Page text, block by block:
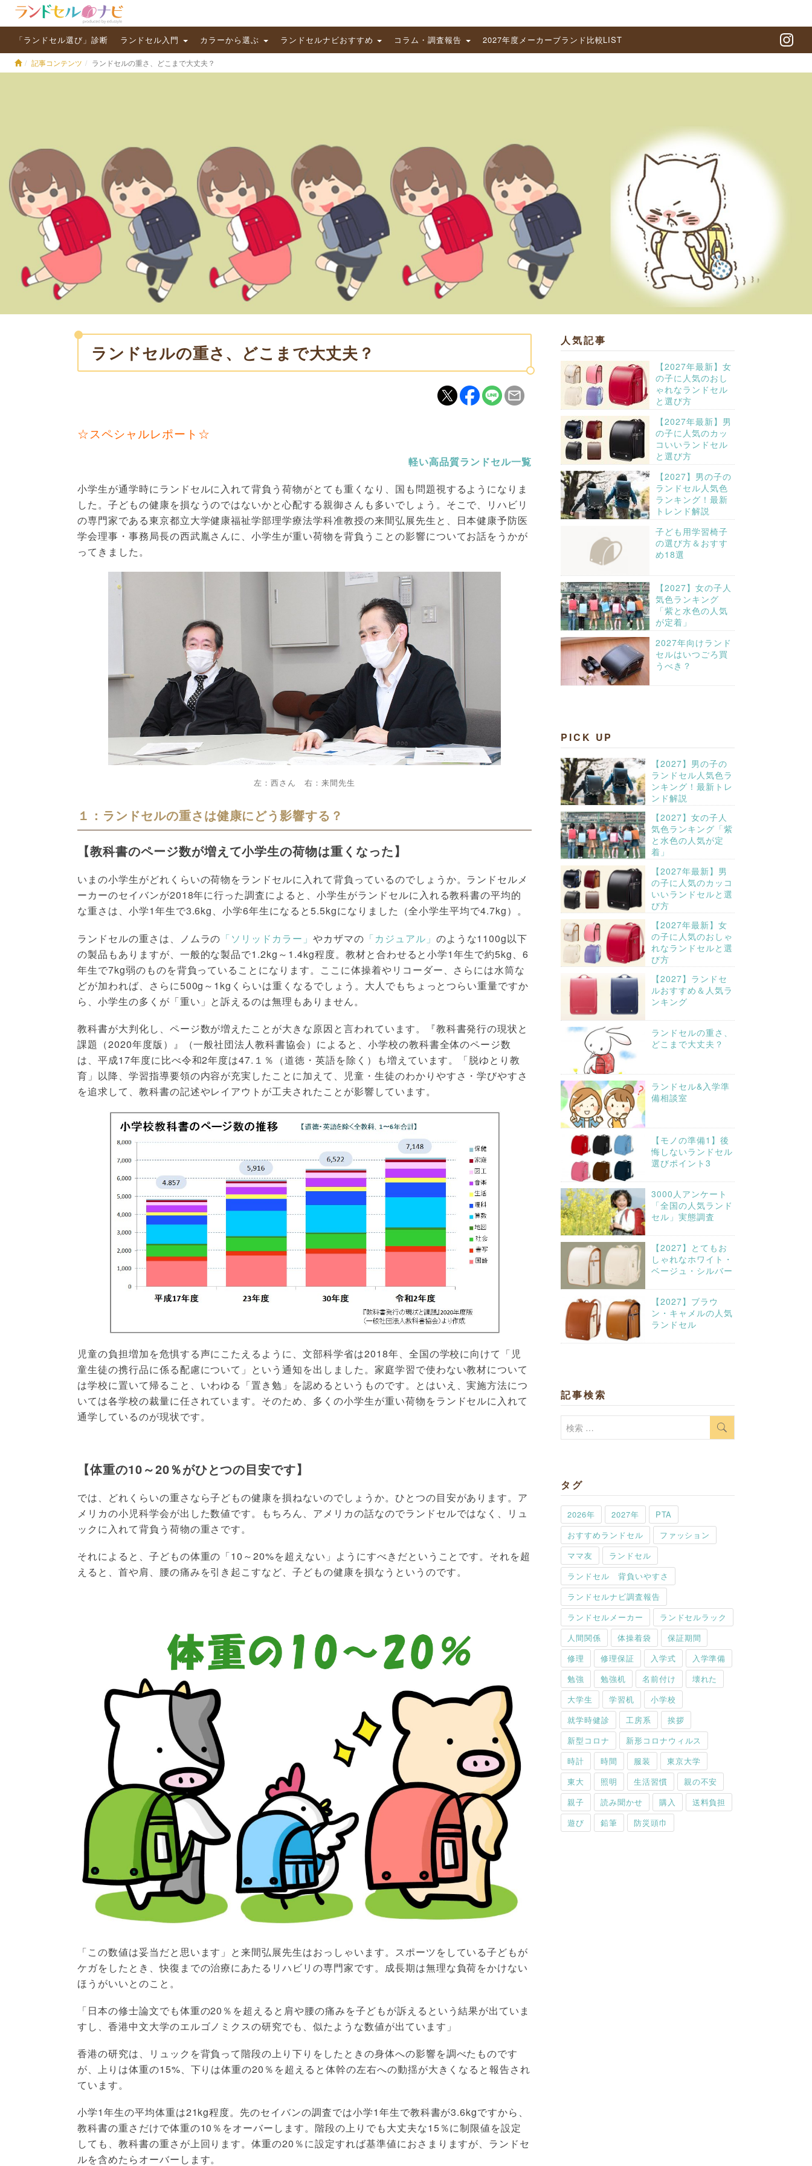
「ランドセル選び」診断 ランドセル入門 カラーから選ぶ ランドセルナビおすすめ コラム・調査報告 2027年度メーカーブランド比較LIST
記事コンテンツ ランドセルの重さ、どこまで大丈夫？
ランドセルの重さ、どこまで大丈夫？
☆スペシャルレポート☆
軽い高品質ランドセル一覧
小学生が通学時にランドセルに入れて背負う荷物がとても重くなり、国も問題視するようになりま
した。子どもの健康を損なうのではないかと心配する親御さんも多いでしょう。そこで、リハビリ
の専門家である東京都立大学健康福祉学部理学療法学科准教授の来間弘展先生と、日本健康予防医
学会理事・事務局長の西武胤さんに、小学生が重い荷物を背負うことの影響についてお話をうかが
ってきました。
左：西さん 右：来間先生
１：ランドセルの重さは健康にどう影響する？
【教科書のページ数が増えて小学生の荷物は重くなった】
いまの小学生がどれくらいの荷物をランドセルに入れて背負っているのでしょうか。ランドセルメ
ーカーのセイバンが2018年に行った調査によると、小学生がランドセルに入れる教科書の平均的
な重さは、小学1年生で3.6kg、小学6年生になると5.5kgになりました（全小学生平均で4.7kg）。
ランドセルの重さは、ノムラの 「ソリッドカラー」やカザマの 「カジュアル」 のような1100g以下
の製品もありますが、一般的な製品で1.2kg～1.4kg程度。教材と合わせると小学1年生で約5kg、6
年生で7kg弱のものを背負っていることになります。ここに体操着やリコーダー、さらには水筒な
どが加われば、さらに500g～1kgくらいは重くなるでしょう。大人でもちょっとつらい重量ですか
ら、小学生の多くが「重い」と訴えるのは無理もありません。
教科書が大判化し、ページ数が増えたことが大きな原因と言われています。『教科書発行の現状と
課題（2020年度版）』（一般社団法人教科書協会）によると、小学校の教科書全体のページ数
は、平成17年度に比べ令和2年度は47.１％（道徳・英語を除く）も増えています。「脱ゆとり教
育」以降、学習指導要領の内容が充実したことに加えて、児童・生徒のわかりやすさ・学びやすさ
を追求して、教科書の記述やレイアウトが工夫されたことが影響しています。
児童の負担増加を危惧する声にこたえるように、文部科学省は2018年、全国の学校に向けて「児
童生徒の携行品に係る配慮について」という通知を出しました。家庭学習で使わない教材について
は学校に置いて帰ること、いわゆる「置き勉」を認めるというものです。とはいえ、実施方法につ
いては各学校の裁量に任されています。そのため、多くの小学生が重い荷物をランドセルに入れて
通学しているのが現状です。
【体重の10～20％がひとつの目安です】
では、どれくらいの重さなら子どもの健康を損ねないのでしょうか。ひとつの目安があります。ア
メリカの小児科学会が出した数値です。もちろん、アメリカの話なのでランドセルではなく、リュ
ックに入れて背負う荷物の重さです。
それによると、子どもの体重の「10～20%を超えない」ようにすべきだということです。それを超
えると、首や肩、腰の痛みを引き起こすなど、子どもの健康を損なうというのです。
「この数値は妥当だと思います」と来間弘展先生はおっしゃいます。スポーツをしている子どもが
ケガをしたとき、快復までの治療にあたるリハビリの専門家です。成長期は無理な負荷をかけない
ほうがいいとのこと。
「日本の修士論文でも体重の20％を超えると肩や腰の痛みを子どもが訴えるという結果が出ていま
すし、香港中文大学のエルゴノミクスの研究でも、似たような数値が出ています」
香港の研究は、リュックを背負って階段の上り下りをしたときの身体への影響を調べたものです
が、上りは体重の15%、下りは体重の20％を超えると体幹の左右への動揺が大きくなると報告され
ています。
小学1年生の平均体重は21kg程度。先のセイバンの調査では小学1年生で教科書が3.6kgですから、
教科書の重さだけで体重の10％をオーバーします。階段の上りでも大丈夫な15％に制限値を設定
しても、教科書の重さが上回ります。体重の20％に設定すれば基準値におさまりますが、ランドセ
ルを含めたらオーバーします。
人気記事
【2027年最新】女
の子に人気のおし
ゃれなランドセル
と選び方
【2027年最新】男
の子に人気のカッ
コいいランドセル
と選び方
【2027】男の子の
ランドセル人気色
ランキング！最新
トレンド解説
子ども用学習椅子
の選び方＆おすす
め18選
【2027】女の子人
気色ランキング
「紫と水色の人気
が定着」
2027年向けランド
セルはいつごろ買
うべき？
PICK UP
【2027】男の子の
ランドセル人気色ラ
ンキング！最新トレ
ンド解説
【2027】女の子人
気色ランキング「紫
と水色の人気が定
着」
【2027年最新】男
の子に人気のカッコ
いいランドセルと選
び方
【2027年最新】女
の子に人気のおしゃ
れなランドセルと選
び方
【2027】ランドセ
ルおすすめ＆人気ラ
ンキング
ランドセルの重さ、
どこまで大丈夫？
ランドセル&入学準
備相談室
【モノの準備1】後
悔しないランドセル
選びポイント3
3000人アンケート
「全国の人気ランド
セル」実態調査
【2027】とてもお
しゃれなホワイト・
ベージュ・シルバー
【2027】ブラウ
ン・キャメルの人気
ランドセル
記事検索
検
タグ
2026年 2027年
PTA
おすすめランドセル
ファッション
ママ友
ランドセル
ランドセル 背負いやすさ
ランドセルナビ調査報告
ランドセルメーカー
ランドセルラック
人間関係
体操着袋
保証期間
修理
修理保証 入学式
入学準備
勉強
勉強机 名前付け
壊れた
大学生
学習机
小学校
就学時健診
工房系
挨拶
新型コロナ
新形コロナウィルス
時計
時間 服装
東京大学
東大
照明 生活習慣
親の不安
親子
読み聞かせ 購入
送料負担
遊び
鉛筆 防災頭巾